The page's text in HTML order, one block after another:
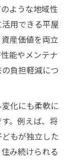
ような地域性
用できる平屋
産価値を両立
能やメンテナ
負担軽減につ
化にも柔軟に
。例えば、将
もが独立した
み続けられる